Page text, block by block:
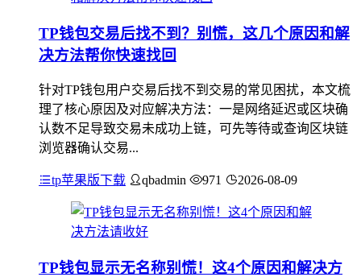
TP钱包交易后找不到？别慌，这几个原因和解
决方法帮你快速找回
针对TP钱包用户交易后找不到交易的常见困扰，本文梳
理了核心原因及对应解决方法：一是网络延迟或区块确
认数不足导致交易未成功上链，可先等待或查询区块链
浏览器确认交易...
tp苹果版下载 qbadmin 971 2026-08-09
TP钱包显示无名称别慌！这4个原因和解决方